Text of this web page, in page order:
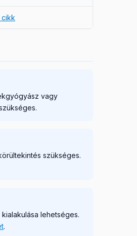
cikk
vagy
szükséges.
lehetséges.
.